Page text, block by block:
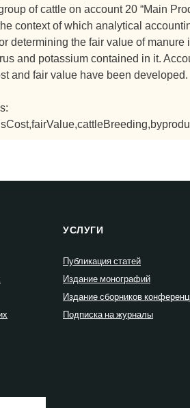
of cattle on account 20 “Main
context of which analytical
determining the fair value of
and potassium contained in it.
and fair value have been developed.
УСЛУГИ
Публикация статей
Издание монографий
Издание сборников
Подписка на журналы